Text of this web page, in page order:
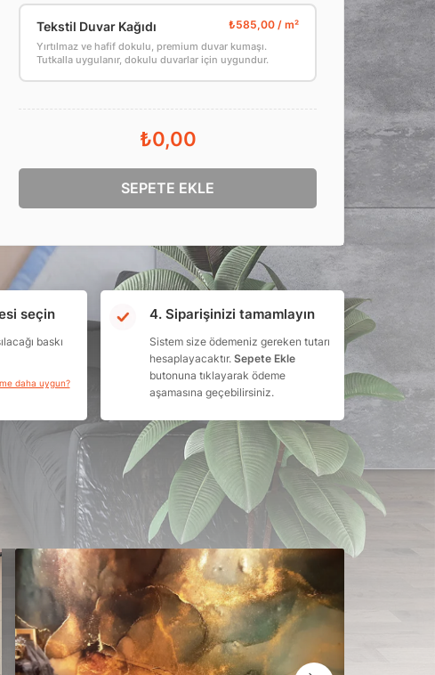
Tekstil Duvar Kağıdı
Yırtılmaz ve hafif dokulu, premium duvar kumaşı.
Tutkalla uygulanır, dokulu duvarlar için uygundur.
₺0,00
SEPETE EKLE
seçin
baskı
daha uygun?
4. Siparişinizi tamamlayın
Sistem size ödemeniz gereken tutarı
hesaplayacaktır.Sepete Ekle
butonuna tıklayarak ödeme
aşamasına geçebilirsiniz.